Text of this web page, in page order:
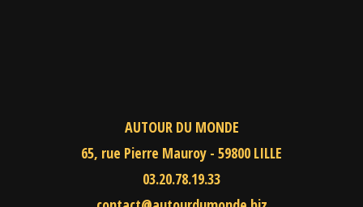
AUTOUR DU MONDE
65, rue Pierre Mauroy - 59800 LILLE
03.20.78.19.33